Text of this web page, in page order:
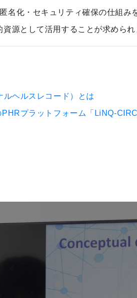
名化・セキュリティ確保の仕組
源として活用することが求められ
ルヘルスレコード）とは
PHRプラットフォーム「LiNQ-